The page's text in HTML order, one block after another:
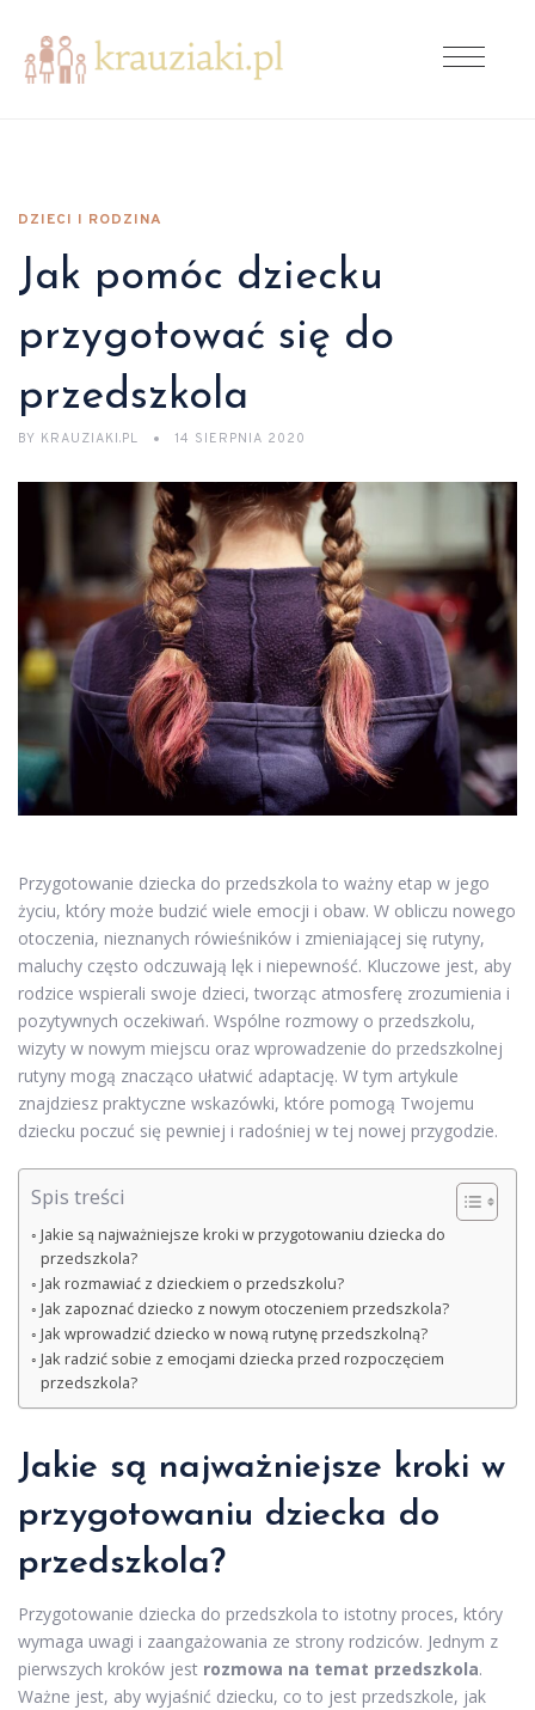
DZIECI I RODZINA
Jak pomóc dziecku
przygotować się do
przedszkola
BY KRAUZIAKI.PL 14 SIERPNIA 2020
Przygotowanie dziecka do przedszkola to ważny etap w jego
życiu, który może budzić wiele emocji i obaw. W obliczu nowego
otoczenia, nieznanych rówieśników i zmieniającej się rutyny,
maluchy często odczuwają lęk i niepewność. Kluczowe jest, aby
rodzice wspierali swoje dzieci, tworząc atmosferę zrozumienia i
pozytywnych oczekiwań. Wspólne rozmowy o przedszkolu,
wizyty w nowym miejscu oraz wprowadzenie do przedszkolnej
rutyny mogą znacząco ułatwić adaptację. W tym artykule
znajdziesz praktyczne wskazówki, które pomogą Twojemu
dziecku poczuć się pewniej i radośniej w tej nowej przygodzie.
Spis treści
Jakie są najważniejsze kroki w przygotowaniu dziecka do
przedszkola?
Jak rozmawiać z dzieckiem o przedszkolu?
Jak zapoznać dziecko z nowym otoczeniem przedszkola?
Jak wprowadzić dziecko w nową rutynę przedszkolną?
Jak radzić sobie z emocjami dziecka przed rozpoczęciem
przedszkola?
Jakie są najważniejsze kroki w
przygotowaniu dziecka do
przedszkola?
Przygotowanie dziecka do przedszkola to istotny proces, który
wymaga uwagi i zaangażowania ze strony rodziców. Jednym z
pierwszych kroków jest rozmowa na temat przedszkola.
Ważne jest, aby wyjaśnić dziecku, co to jest przedszkole, jak